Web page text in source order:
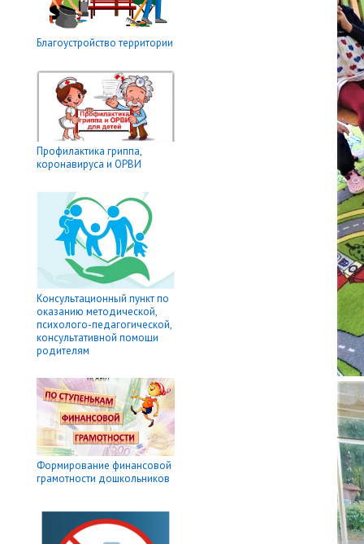
Благоустройство территории
Профилактика гриппа,
коронавируса и ОРВИ
Консультационный пункт по
оказанию методической,
психолого-педагогической,
консультативной помощи
родителям
Формирование финансовой
грамотности дошкольников